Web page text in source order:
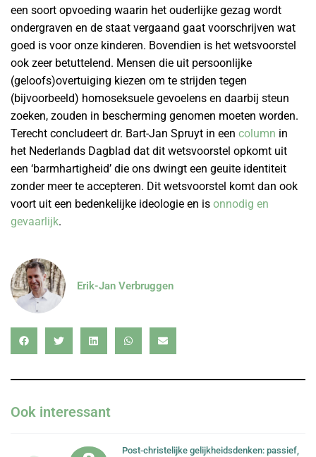
een soort opvoeding waarin het ouderlijke gezag wordt
ondergraven en de staat vergaand gaat voorschrijven wat
goed is voor onze kinderen. Bovendien is het wetsvoorstel
ook zeer betuttelend. Mensen die uit persoonlijke
(geloofs)overtuiging kiezen om te strijden tegen
(bijvoorbeeld) homoseksuele gevoelens en daarbij steun
zoeken, zouden in bescherming genomen moeten worden.
Terecht concludeert dr. Bart-Jan Spruyt in een column in
het Nederlands Dagblad dat dit wetsvoorstel opkomt uit
een ‘barmhartigheid’ die ons dwingt een geuite identiteit
zonder meer te accepteren. Dit wetsvoorstel komt dan ook
voort uit een bedenkelijke ideologie en is onnodig en
gevaarlijk.
Erik-Jan Verbruggen
Ook interessant
Post-christelijke gelijkheidsdenken: passief,